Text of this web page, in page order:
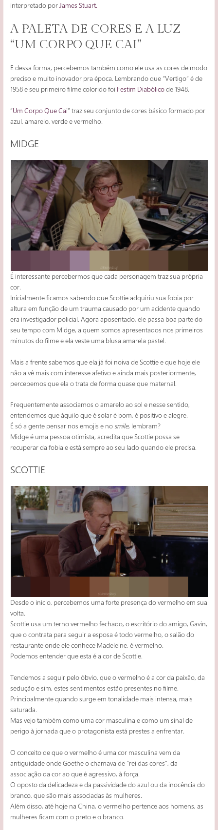
interpretado porJames Stuart.
A PALETA DE CORES E A LUZ
“UM CORPO QUE CAI”
E dessa forma, percebemos também como ele usa as cores de modo
preciso e muito inovador pra época. Lembrando que “Vertigo” é de
1958 e seu primeiro filme colorido foi Festim Diabólicode 1948.
“Um Corpo Que Cai” traz seu conjunto de cores básico formado por
azul, amarelo, verde e vermelho.
MIDGE
É interessante percebermos que cada personagem traz sua própria
cor.
Inicialmente ficamos sabendo que Scottie adquiriu sua fobia por
altura em função de um trauma causado por um acidente quando
era investigador policial. Agora aposentado, ele passa boa parte do
seu tempo com Midge, a quem somos apresentados nos primeiros
minutos do filme e ela veste uma blusa amarela pastel.
Mais a frente sabemos que ela já foi noiva de Scottie e que hoje ele
não a vê mais com interesse afetivo e ainda mais posteriormente,
percebemos que ela o trata de forma quase que maternal.
Frequentemente associamos o amarelo ao sol e nesse sentido,
entendemos que àquilo que é solar é bom, é positivo e alegre.
É só a gente pensar nos emojis e no smile, lembram?
Midge é uma pessoa otimista, acredita que Scottie possa se
recuperar da fobia e está sempre ao seu lado quando ele precisa.
SCOTTIE
Desde o inicio, percebemos uma forte presença do vermelho em sua
volta.
Scottie usa um terno vermelho fechado, o escritório do amigo, Gavin,
que o contrata para seguir a esposa é todo vermelho, o salão do
restaurante onde ele conhece Madeleine, é vermelho.
Podemos entender que esta é a cor de Scottie.
Tendemos a seguir pelo óbvio, que o vermelho é a cor da paixão, da
sedução e sim, estes sentimentos estão presentes no filme.
Principalmente quando surge em tonalidade mais intensa, mais
saturada.
Mas vejo também como uma cor masculina e como um sinal de
perigo à jornada que o protagonista está prestes a enfrentar.
O conceito de que o vermelho é uma cor masculina vem da
antiguidade onde Goethe o chamava de “rei das cores”, da
associação da cor ao que é agressivo, à força.
O oposto da delicadeza e da passividade do azul ou da inocência do
branco, que são mais associadas às mulheres.
Além disso, até hoje na China, o vermelho pertence aos homens, as
mulheres ficam com o preto e o branco.